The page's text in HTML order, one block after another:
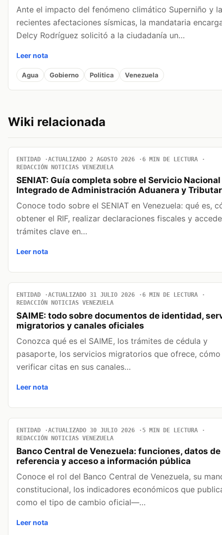
Ante el impacto del fenómeno climático Superniño y
recientes afectaciones sísmicas, la mandataria
Delcy Rodríguez solicitó a la ciudadanía un…
Leer nota
Agua Gobierno Politica Venezuela
Wiki relacionada
ENTIDAD ACTUALIZADO 2 AGOSTO 2026
6 MIN DE LECTURA
REDACCIÓN NOTICIAS VENEZUELA
SENIAT: Guía completa sobre el Servicio Nacional
Integrado de Administración Aduanera y
Conoce todo sobre el SENIAT en Venezuela: qué es,
obtener el RIF, realizar declaraciones fiscales y
trámites clave en…
Leer nota
ENTIDAD ACTUALIZADO 31 JULIO 2026
6 MIN DE LECTURA
REDACCIÓN NOTICIAS VENEZUELA
SAIME: todo sobre documentos de identidad,
migratorios y canales oficiales
Conozca qué es el SAIME, los trámites de cédula y
pasaporte, los servicios migratorios que ofrece, cómo
verificar citas en sus canales…
Leer nota
ENTIDAD ACTUALIZADO 30 JULIO 2026
5 MIN DE LECTURA
REDACCIÓN NOTICIAS VENEZUELA
Banco Central de Venezuela: funciones, datos de
referencia y acceso a información pública
Conoce el rol del Banco Central de Venezuela, su
constitucional, los indicadores económicos que
como el tipo de cambio oficial—…
Leer nota